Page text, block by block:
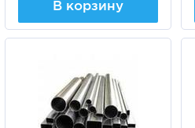
В корзину